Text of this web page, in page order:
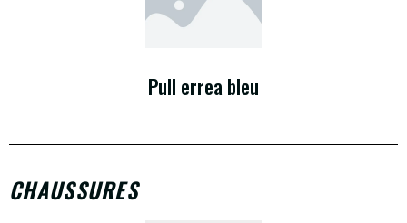
Pull errea bleu
CHAUSSURES